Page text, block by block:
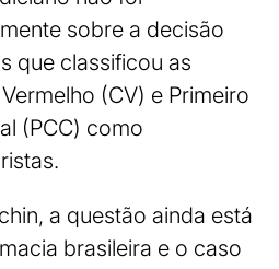
sobre a decisão
que classificou as
(CV) e Primeiro
(PCC) como
a questão ainda está
brasileira e o caso